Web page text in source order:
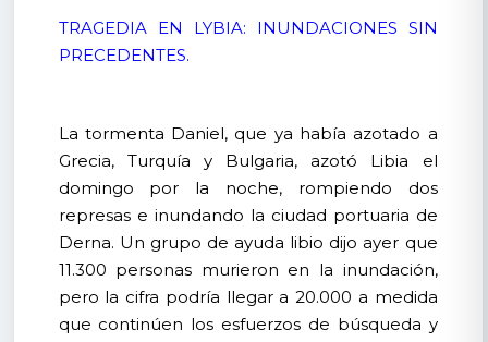
TRAGEDIA EN LYBIA: INUNDACIONES SIN
PRECEDENTES.
La tormenta Daniel, que ya había azotado a
Grecia, Turquía y Bulgaria, azotó Libia el
domingo por la noche, rompiendo dos
represas e inundando la ciudad portuaria de
Derna. Un grupo de ayuda libio dijo ayer que
11.300 personas murieron en la inundación,
pero la cifra podría llegar a 20.000 a medida
que continúen los esfuerzos de búsqueda y